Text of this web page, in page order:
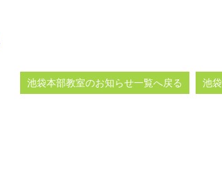
池袋本部教室のお知らせ一覧へ戻る 池